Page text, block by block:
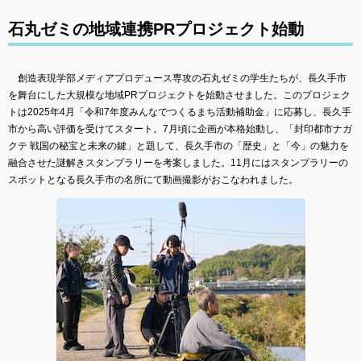
石丸ゼミの地域連携PRプロジェクト始動
創造表現学部メディアプロデュース専攻の石丸ゼミの学生たちが、長久手市
を舞台にした大規模な地域PRプロジェクトを始動させました。このプロジェク
トは2025年4月「令和7年度みんなでつくるまち活動補助金」に応募し、長久手
市から高い評価を受けてスタート。7月頃に企画が本格始動し、「封印都市ナガ
クテ 戦国の秘宝と未来の鍵」と題して、長久手市の「歴史」と「今」の魅力を
融合させた謎解きスタンプラリーを考案しました。11月にはスタンプラリーの
スポットとなる長久手市の名所にて動画撮影がおこなわれました。